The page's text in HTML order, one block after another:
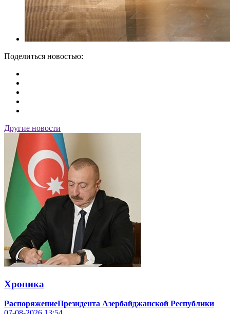
Поделиться новостью:
Другие новости
Хроника
РаспоряжениеПрезидента Азербайджанской Республики